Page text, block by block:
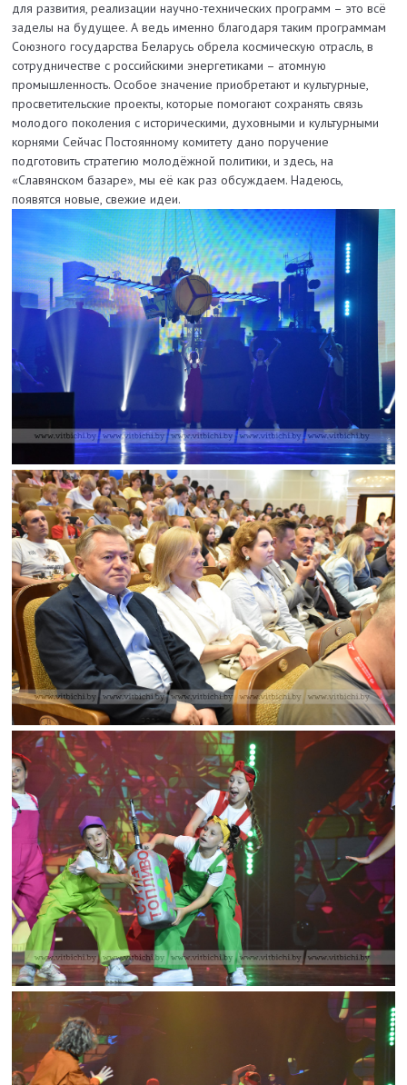
для развития, реализации научно-технических программ – это всё
заделы на будущее. А ведь именно благодаря таким программам
Союзного государства Беларусь обрела космическую отрасль, в
сотрудничестве с российскими энергетиками – атомную
промышленность. Особое значение приобретают и культурные,
просветительские проекты, которые помогают сохранять связь
молодого поколения с историческими, духовными и культурными
корнями Сейчас Постоянному комитету дано поручение
подготовить стратегию молодёжной политики, и здесь, на
«Славянском базаре», мы её как раз обсуждаем. Надеюсь,
появятся новые, свежие идеи.